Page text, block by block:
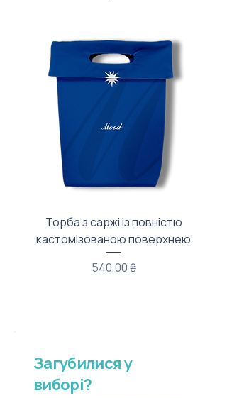
Торба з саржі із повністю
кастомізованою поверхнею
Ціна
540,00 ₴
Загубилися у
виборі?